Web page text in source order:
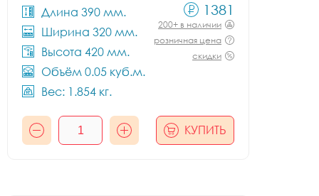
Длина 390 мм.
Ширина 320 мм.
Высота 420 мм.
Объём 0.05 куб.м.
Вес: 1.854 кг.
1381
200+ в наличии
розничная цена
скидки
КУПИТЬ